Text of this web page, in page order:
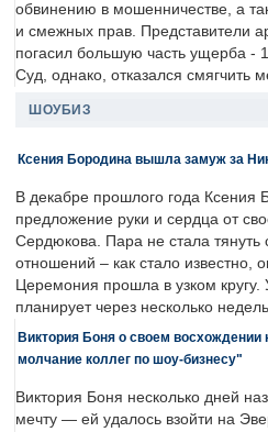
обвинению в мошенничестве, а
и смежных прав. Представители
погасил большую часть ущерба -
Суд, однако, отказался смягчить
ШОУБИЗ
Ксения Бородина вышла замуж за
В декабре прошлого года Ксения
предложение руки и сердца от
Сердюкова. Пара не стала
отношений – как стало известно,
Церемония прошла в узком кругу.
планирует через несколько
Виктория Боня о своем восхождении
молчание коллег по шоу-бизнесу"
Виктория Боня несколько дней
мечту — ей удалось взойти на